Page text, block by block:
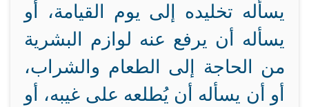
يسأله تخليده إلى يوم القيامة، أو
يسأله أن يرفع عنه لوازم البشرية
من الحاجة إلى الطعام والشراب،
أو أن يسأله أن يُطلعه على غيبه، أو